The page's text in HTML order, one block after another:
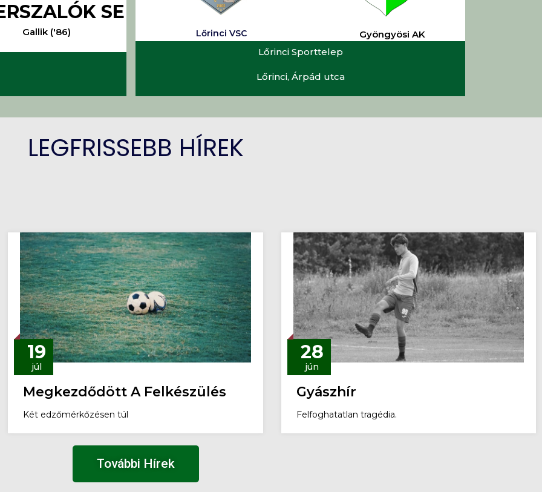
SE
Gallik ('86) Lőrinci VSC
Gyöngyösi AK
Lőrinci Sporttelep
Lőrinci, Árpád utca
LEGFRISSEBB HÍREK
19
júl
Megkezdődött A Felkészülés
Két edzőmérkőzésen túl
28
jún
Gyászhír
Felfoghatatlan tragédia.
További Hírek